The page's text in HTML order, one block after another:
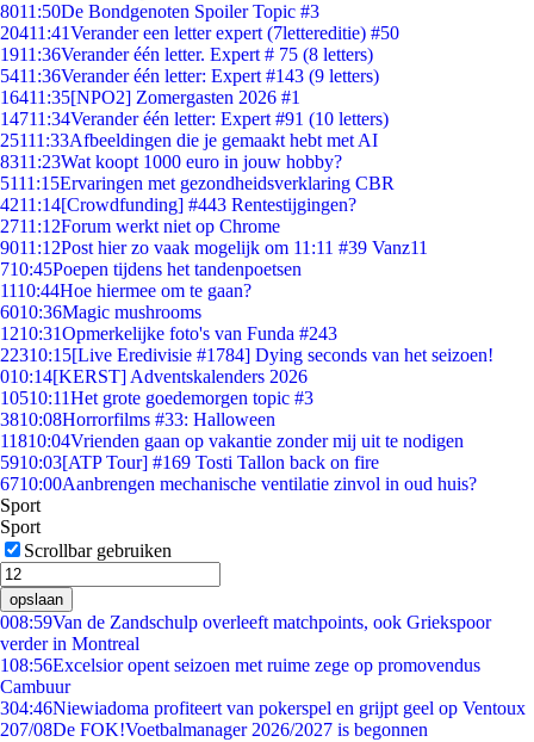
8011:50De Bondgenoten Spoiler Topic #3
20411:41Verander een letter expert (7lettereditie) #50
1911:36Verander één letter. Expert # 75 (8 letters)
5411:36Verander één letter: Expert #143 (9 letters)
16411:35[NPO2] Zomergasten 2026 #1
14711:34Verander één letter: Expert #91 (10 letters)
25111:33Afbeeldingen die je gemaakt hebt met AI
8311:23Wat koopt 1000 euro in jouw hobby?
5111:15Ervaringen met gezondheidsverklaring CBR
4211:14[Crowdfunding] #443 Rentestijgingen?
2711:12Forum werkt niet op Chrome
9011:12Post hier zo vaak mogelijk om 11:11 #39 Vanz11
710:45Poepen tijdens het tandenpoetsen
1110:44Hoe hiermee om te gaan?
6010:36Magic mushrooms
1210:31Opmerkelijke foto's van Funda #243
22310:15[Live Eredivisie #1784] Dying seconds van het seizoen!
010:14[KERST] Adventskalenders 2026
10510:11Het grote goedemorgen topic #3
3810:08Horrorfilms #33: Halloween
11810:04Vrienden gaan op vakantie zonder mij uit te nodigen
5910:03[ATP Tour] #169 Tosti Tallon back on fire
6710:00Aanbrengen mechanische ventilatie zinvol in oud huis?
Sport
Sport
Scrollbar gebruiken
opslaan
008:59Van de Zandschulp overleeft matchpoints, ook Griekspoor
verder in Montreal
108:56Excelsior opent seizoen met ruime zege op promovendus
Cambuur
304:46Niewiadoma profiteert van pokerspel en grijpt geel op Ventoux
207/08De FOK!Voetbalmanager 2026/2027 is begonnen